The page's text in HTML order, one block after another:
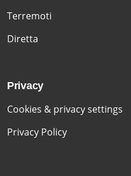
Terremoti
Diretta
Privacy
Cookies & privacy settings
Privacy Policy